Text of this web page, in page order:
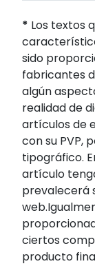
* Los textos
sido
fabricantes
algún
realidad de
artículos de
con su PVP,
tipográfico.
artículo
prevalecerá
ciertos
producto